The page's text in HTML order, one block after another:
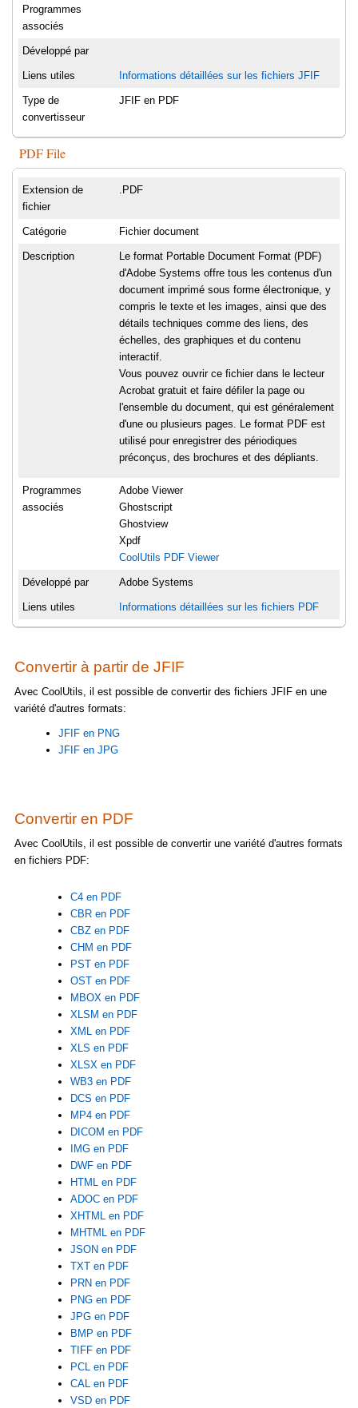
Programmes
associés
Développé par
Liens utiles Informations détaillées sur les fichiers JFIF
Type de
convertisseur
JFIF en PDF
PDF File
Extension de
fichier
.PDF
Catégorie Fichier document
Description
Le format Portable Document Format (PDF)
d'Adobe Systems offre tous les contenus d'un
document imprimé sous forme électronique, y
compris le texte et les images, ainsi que des
détails techniques comme des liens, des
échelles, des graphiques et du contenu
interactif.
Vous pouvez ouvrir ce fichier dans le lecteur
Acrobat gratuit et faire défiler la page ou
l'ensemble du document, qui est généralement
d'une ou plusieurs pages. Le format PDF est
utilisé pour enregistrer des périodiques
préconçus, des brochures et des dépliants.
Programmes
associés
Adobe Viewer
Ghostscript
Ghostview
Xpdf
CoolUtils PDF Viewer
Développé par Adobe Systems
Liens utiles Informations détaillées sur les fichiers PDF
Convertir à partir de JFIF
Avec CoolUtils, il est possible de convertir des fichiers JFIF en une
variété d'autres formats:
JFIF en PNG
JFIF en JPG
Convertir en PDF
Avec CoolUtils, il est possible de convertir une variété d'autres formats
en fichiers PDF:
C4 en PDF
CBR en PDF
CBZ en PDF
CHM en PDF
PST en PDF
OST en PDF
MBOX en PDF
XLSM en PDF
XML en PDF
XLS en PDF
XLSX en PDF
WB3 en PDF
DCS en PDF
MP4 en PDF
DICOM en PDF
IMG en PDF
DWF en PDF
HTML en PDF
ADOC en PDF
XHTML en PDF
MHTML en PDF
JSON en PDF
TXT en PDF
PRN en PDF
PNG en PDF
JPG en PDF
BMP en PDF
TIFF en PDF
PCL en PDF
CAL en PDF
VSD en PDF